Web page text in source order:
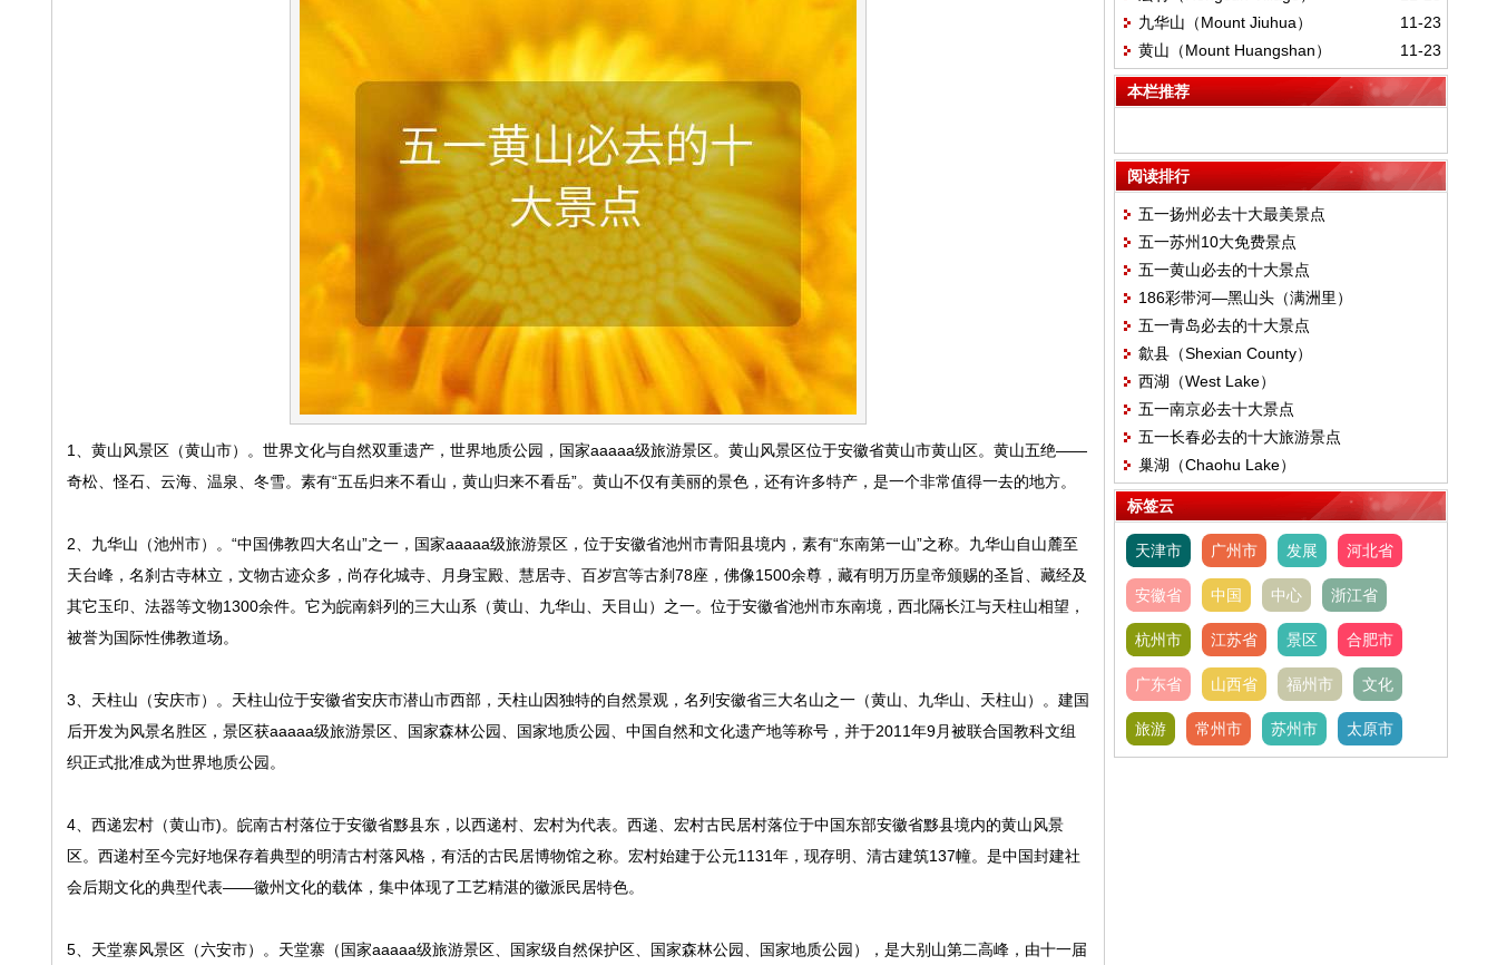
1、黄山风景区（黄山市）。世界文化与自然双重遗产，世界地质公园，国家aaaaa级旅游景区。黄山风景区位于安徽省黄山市黄山区。黄山五绝——
奇松、怪石、云海、温泉、冬雪。素有“五岳归来不看山，黄山归来不看岳”。黄山不仅有美丽的景色，还有许多特产，是一个非常值得一去的地方。
2、九华山（池州市）。“中国佛教四大名山”之一，国家aaaaa级旅游景区，位于安徽省池州市青阳县境内，素有“东南第一山”之称。九华山自山麓至
天台峰，名刹古寺林立，文物古迹众多，尚存化城寺、月身宝殿、慧居寺、百岁宫等古刹78座，佛像1500余尊，藏有明万历皇帝颁赐的圣旨、藏经及
其它玉印、法器等文物1300余件。它为皖南斜列的三大山系（黄山、九华山、天目山）之一。位于安徽省池州市东南境，西北隔长江与天柱山相望，
被誉为国际性佛教道场。
3、天柱山（安庆市）。天柱山位于安徽省安庆市潜山市西部，天柱山因独特的自然景观，名列安徽省三大名山之一（黄山、九华山、天柱山）。建国
后开发为风景名胜区，景区获aaaaa级旅游景区、国家森林公园、国家地质公园、中国自然和文化遗产地等称号，并于2011年9月被联合国教科文组
织正式批准成为世界地质公园。
4、西递宏村（黄山市)。皖南古村落位于安徽省黟县东，以西递村、宏村为代表。西递、宏村古民居村落位于中国东部安徽省黟县境内的黄山风景
区。西递村至今完好地保存着典型的明清古村落风格，有活的古民居博物馆之称。宏村始建于公元1131年，现存明、清古建筑137幢。是中国封建社
会后期文化的典型代表——徽州文化的载体，集中体现了工艺精湛的徽派民居特色。
5、天堂寨风景区（六安市）。天堂寨（国家aaaaa级旅游景区、国家级自然保护区、国家森林公园、国家地质公园），是大别山第二高峰，由十一届
11-23
九华山（Mount Jiuhua）
11-23
黄山（Mount Huangshan）
本栏推荐
阅读排行
五一扬州必去十大最美景点
五一苏州10大免费景点
五一黄山必去的十大景点
186彩带河—黑山头（满洲里）
五一青岛必去的十大景点
歙县（Shexian County）
西湖（West Lake）
五一南京必去十大景点
五一长春必去的十大旅游景点
巢湖（Chaohu Lake）
标签云
天津市 广州市 发展 河北省
安徽省 中国 中心 浙江省
杭州市 江苏省 景区 合肥市
广东省 山西省 福州市 文化
旅游 常州市 苏州市 太原市